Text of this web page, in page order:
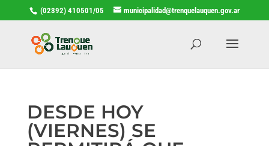
(02392) 410501/05 municipalidad@trenquelauquen.gov.ar
DESDE HOY
(VIERNES) SE